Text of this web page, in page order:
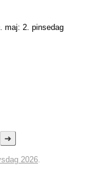
maj: 2. pinsedag
➜
2026.